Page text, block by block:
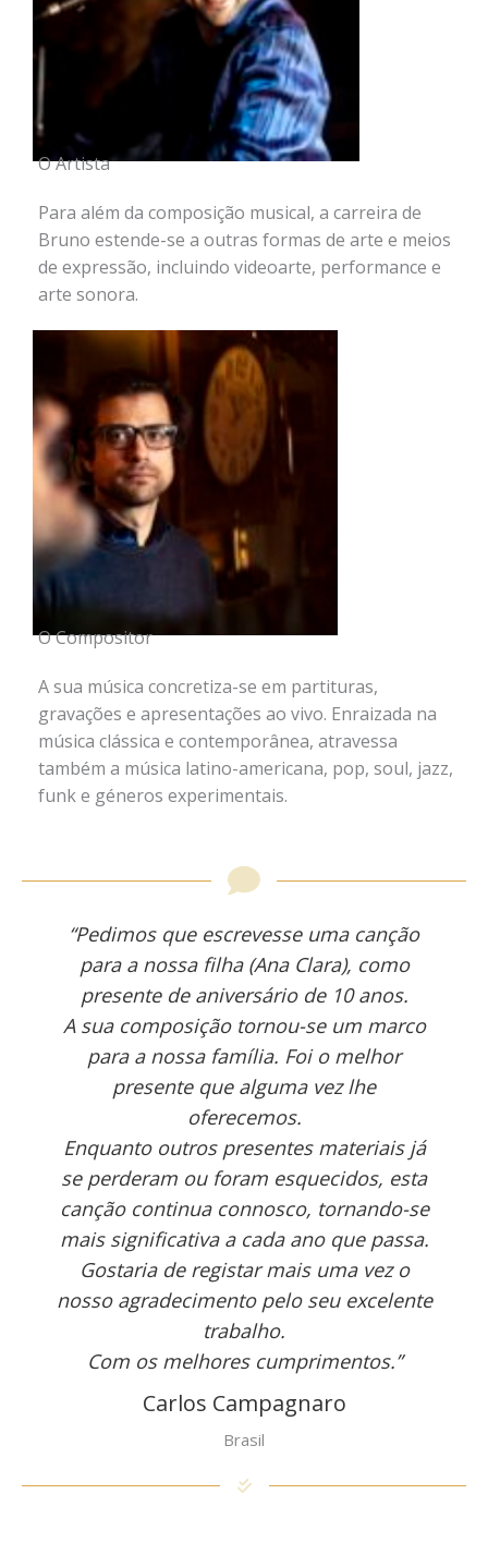
O Artista
Para além da composição musical, a carreira de
Bruno estende-se a outras formas de arte e meios
de expressão, incluindo videoarte, performance e
arte sonora.
O Compositor
A sua música concretiza-se em partituras,
gravações e apresentações ao vivo. Enraizada na
música clássica e contemporânea, atravessa
também a música latino-americana, pop, soul, jazz,
funk e géneros experimentais.
“Pedimos que escrevesse uma canção
para a nossa filha (Ana Clara), como
presente de aniversário de 10 anos.
A sua composição tornou-se um marco
para a nossa família. Foi o melhor
presente que alguma vez lhe
oferecemos.
Enquanto outros presentes materiais já
se perderam ou foram esquecidos, esta
canção continua connosco, tornando-se
mais significativa a cada ano que passa.
Gostaria de registar mais uma vez o
nosso agradecimento pelo seu excelente
trabalho.
Com os melhores cumprimentos.”
Carlos Campagnaro
Brasil